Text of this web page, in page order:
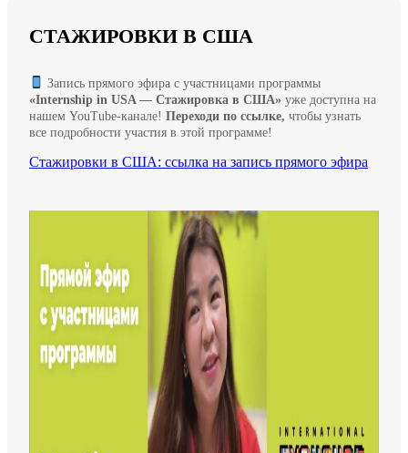
СТАЖИРОВКИ В США
Запись прямого эфира с участницами программы
«Internship in USA — Стажировка в США» уже доступна на
нашем YouTube-канале! Переходи по ссылке, чтобы узнать
все подробности участия в этой программе!
Стажировки в США: ссылка на запись прямого эфира